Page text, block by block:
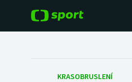
KRASOBRUSLENÍ